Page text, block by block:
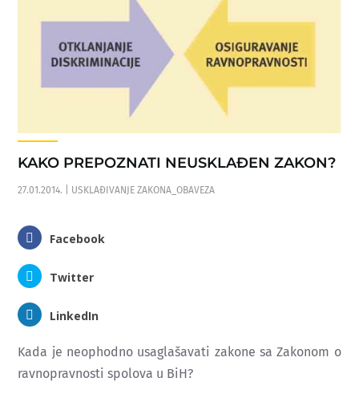
KAKO PREPOZNATI NEUSKLAĐEN ZAKON?
27.01.2014. USKLAĐIVANJE ZAKONA_OBAVEZA
Facebook
Twitter
LinkedIn
Kada je neophodno usaglašavati zakone sa Zakonom o
ravnopravnosti spolova u BiH?